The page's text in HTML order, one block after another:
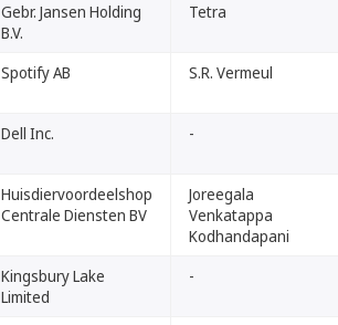
Gebr. Jansen Holding
B.V.
Tetra
Spotify AB S.R. Vermeul
Dell Inc. -
Huisdiervoordeelshop
Centrale Diensten BV
Joreegala
Venkatappa
Kodhandapani
Kingsbury Lake
Limited
-